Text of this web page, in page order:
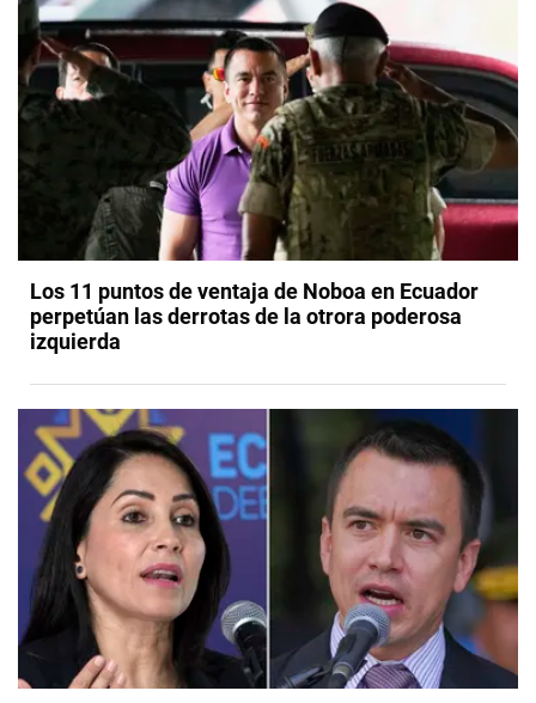
Los 11 puntos de ventaja de Noboa en Ecuador
perpetúan las derrotas de la otrora poderosa
izquierda